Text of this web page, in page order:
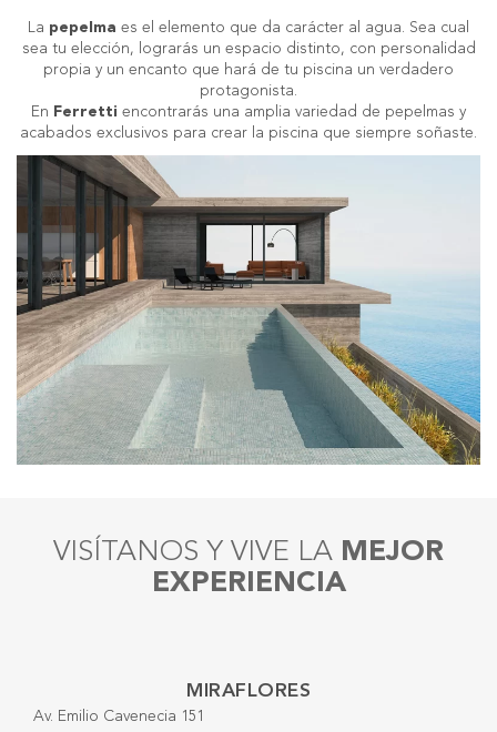
La pepelma es el elemento que da carácter al agua. Sea cual
sea tu elección, lograrás un espacio distinto, con personalidad
propia y un encanto que hará de tu piscina un verdadero
protagonista.
En Ferretti encontrarás una amplia variedad de pepelmas y
acabados exclusivos para crear la piscina que siempre soñaste.
VISÍTANOS Y VIVE LA MEJOR
EXPERIENCIA
MIRAFLORES
Av. Emilio Cavenecia 151